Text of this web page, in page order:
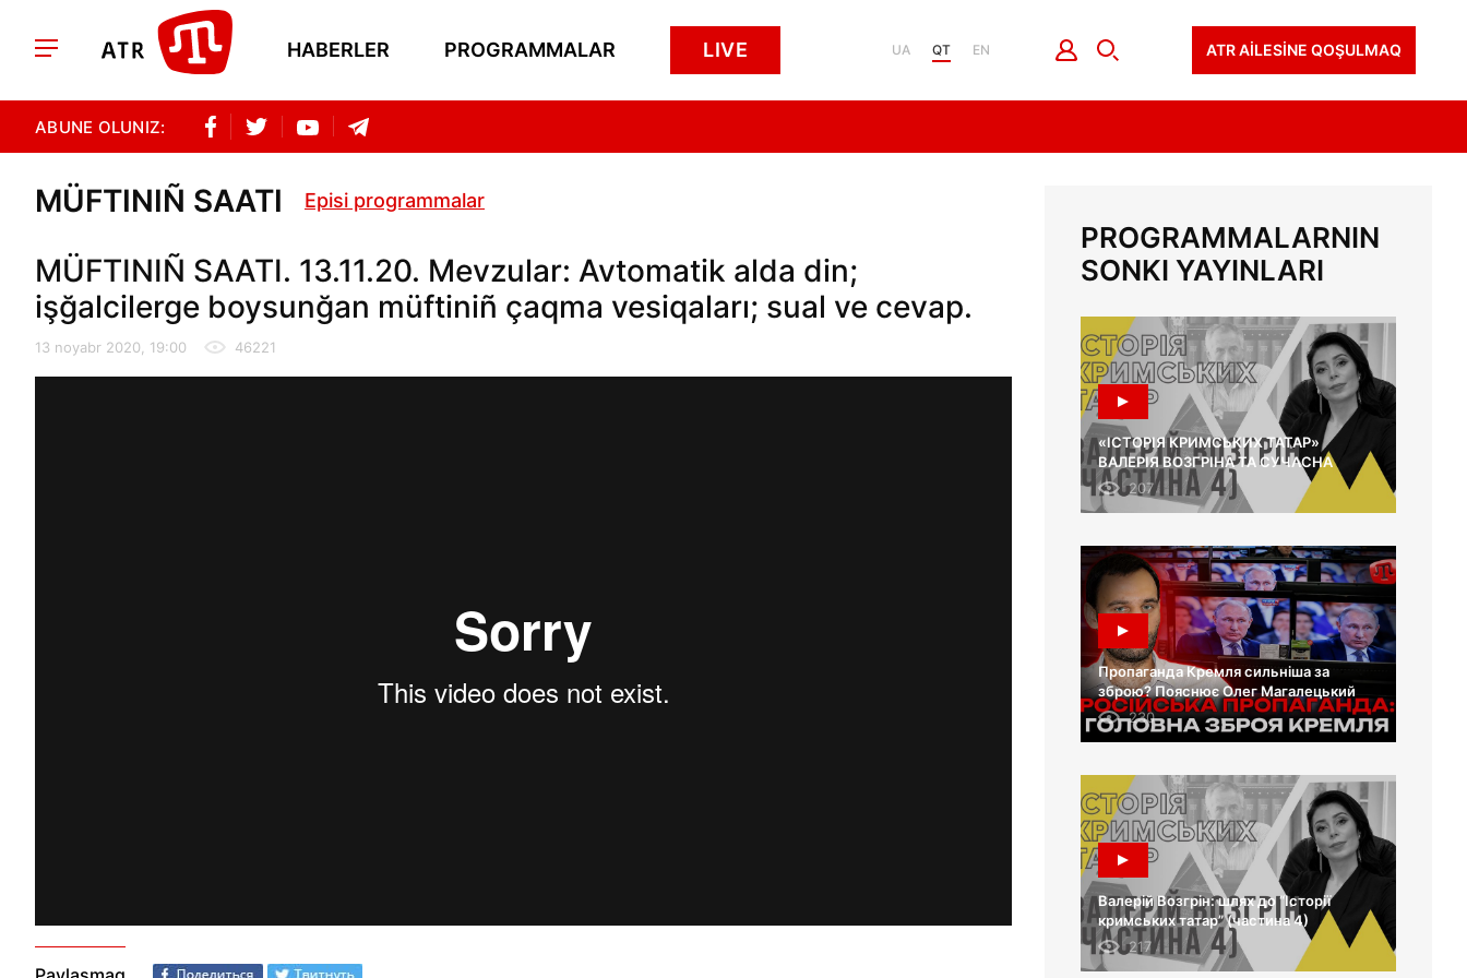
HABERLER PROGRAMMALAR LIVE UA QT EN ATR AİLESİNE QOŞULMAQ
ABUNE OLUNIZ:
MÜFTINIÑ SAATI Episi programmalar
MÜFTINIÑ SAATI. 13.11.20. Mevzular: Avtomatik alda din;
işğalcilerge boysunğan müftiniñ çaqma vesiqaları; sual ve cevap.
13 noyabr 2020, 19:00 46221
PROGRAMMALARNIN
SONKI YAYINLARI
«ІСТОРІЯ КРИМСЬКИХ ТАТАР»
ВАЛЕРІЯ ВОЗГРІНА ТА СУЧАСНА
ОСВІТА
207
Пропаганда Кремля сильніша за
зброю? Пояснює Олег Магалецький
230
Валерій Возгрін: шлях до “Історії
кримських татар” (частина 4)
217